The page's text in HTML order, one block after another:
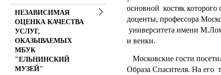
основной костяк которого
доценты, профессора
университета имени
и венки.
Московские гости
Образа Спасителя. На его
НЕЗАВИСИМАЯ
ОЦЕНКА КАЧЕСТВА
УСЛУГ,
ОКАЗЫВАЕМЫХ
МБУК
"ЕЛЬНИНСКИЙ
МУЗЕЙ"